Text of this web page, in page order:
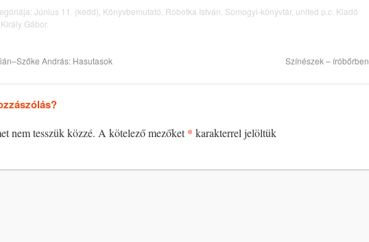
Június 11. (kedd), Könyvbemutató, Robotka István, Somogyi-könyvtár, united p.c. Kiadó
Király Gábor.
András: Hasutasok Színészek – íróbőrben
nem tesszük közzé. A kötelező mezőket* karakterrel jelöltük